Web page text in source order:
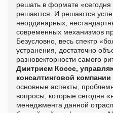
решать в формате
решаются. И решаются
неординарных,
современных механизмов
Безусловно, весь спектр
устранения, достаточно
разновекторности самого
Дмитрием Коссе,
консалтинговой
основные аспекты,
вопросы, которые сегодня
менеджмента данной